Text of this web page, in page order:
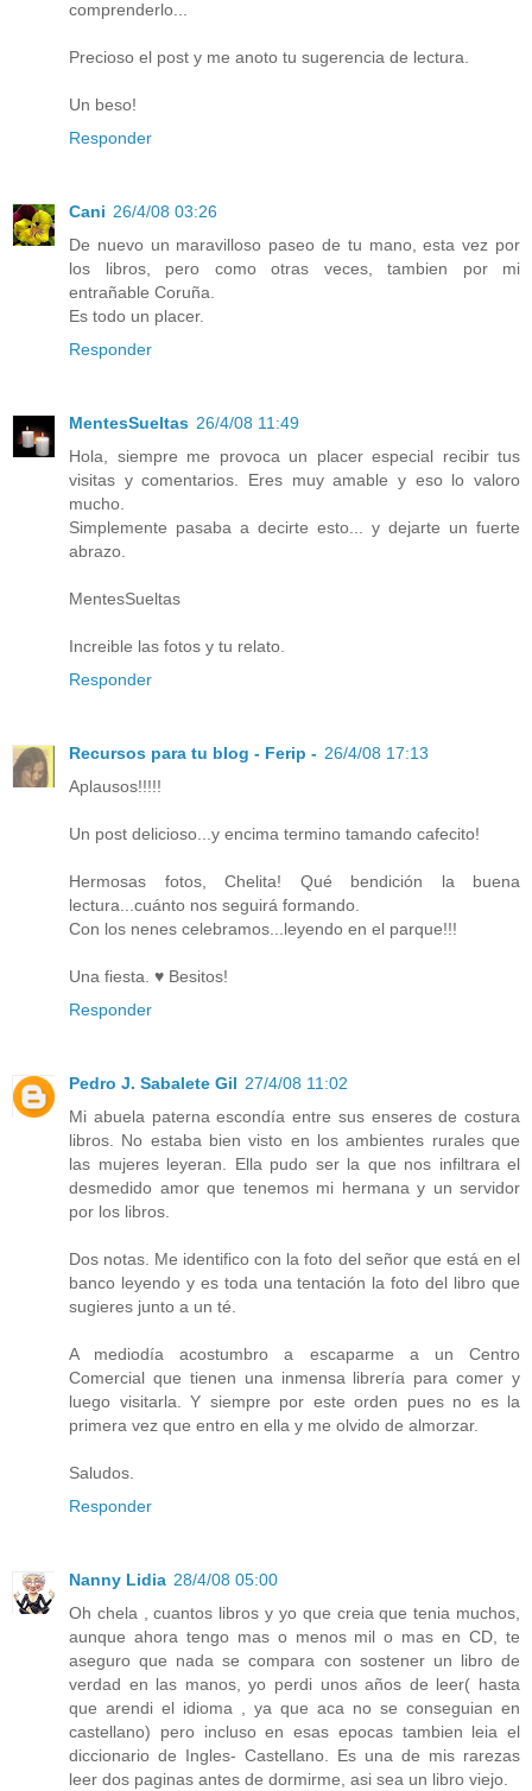
comprenderlo...
Precioso el post y me anoto tu sugerencia de lectura.
Un beso!
Responder
Cani 26/4/08 03:26
De nuevo un maravilloso paseo de tu mano, esta vez por
los libros, pero como otras veces, tambien por mi
entrañable Coruña.
Es todo un placer.
Responder
MentesSueltas 26/4/08 11:49
Hola, siempre me provoca un placer especial recibir tus
visitas y comentarios. Eres muy amable y eso lo valoro
mucho.
Simplemente pasaba a decirte esto... y dejarte un fuerte
abrazo.
MentesSueltas
Increible las fotos y tu relato.
Responder
Recursos para tu blog - Ferip - 26/4/08 17:13
Aplausos!!!!!
Un post delicioso...y encima termino tamando cafecito!
Hermosas fotos, Chelita! Qué bendición la buena
lectura...cuánto nos seguirá formando.
Con los nenes celebramos...leyendo en el parque!!!
Una fiesta. ♥ Besitos!
Responder
Pedro J. Sabalete Gil 27/4/08 11:02
Mi abuela paterna escondía entre sus enseres de costura
libros. No estaba bien visto en los ambientes rurales que
las mujeres leyeran. Ella pudo ser la que nos infiltrara el
desmedido amor que tenemos mi hermana y un servidor
por los libros.
Dos notas. Me identifico con la foto del señor que está en el
banco leyendo y es toda una tentación la foto del libro que
sugieres junto a un té.
A mediodía acostumbro a escaparme a un Centro
Comercial que tienen una inmensa librería para comer y
luego visitarla. Y siempre por este orden pues no es la
primera vez que entro en ella y me olvido de almorzar.
Saludos.
Responder
Nanny Lidia 28/4/08 05:00
Oh chela , cuantos libros y yo que creia que tenia muchos,
aunque ahora tengo mas o menos mil o mas en CD, te
aseguro que nada se compara con sostener un libro de
verdad en las manos, yo perdi unos años de leer( hasta
que arendi el idioma , ya que aca no se conseguian en
castellano) pero incluso en esas epocas tambien leia el
diccionario de Ingles- Castellano. Es una de mis rarezas
leer dos paginas antes de dormirme, asi sea un libro viejo.